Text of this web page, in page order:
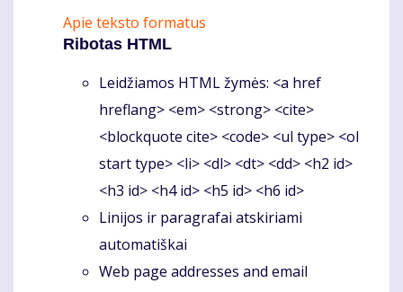
Apie teksto formatus
Ribotas HTML
Leidžiamos HTML žymės: <a href
hreflang> <em> <strong> <cite>
<blockquote cite> <code> <ul type> <ol
start type> <li> <dl> <dt> <dd> <h2 id>
<h3 id> <h4 id> <h5 id> <h6 id>
Linijos ir paragrafai atskiriami
automatiškai
Web page addresses and email